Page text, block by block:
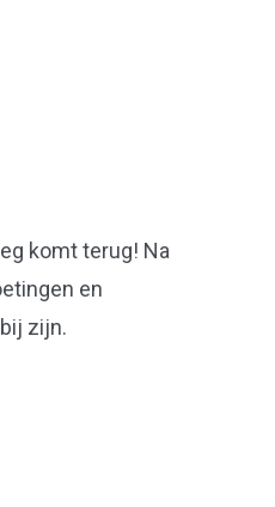
komt terug! Na
en
zijn.